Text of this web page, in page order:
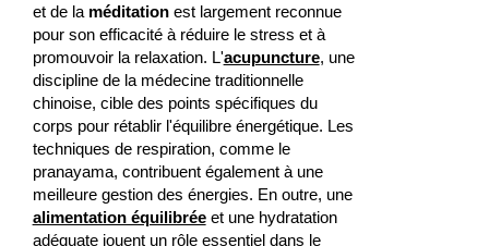
et de la méditationest largement reconnue
pour son efficacité à réduire le stress et à
promouvoir la relaxation. L'acupuncture, une
discipline de la médecine traditionnelle
chinoise, cible des points spécifiques du
corps pour rétablir l'équilibre énergétique. Les
techniques de respiration, comme le
pranayama, contribuent également à une
meilleure gestion des énergies. En outre, une
alimentation équilibréeet une hydratation
adéquate jouent un rôle essentiel dans le